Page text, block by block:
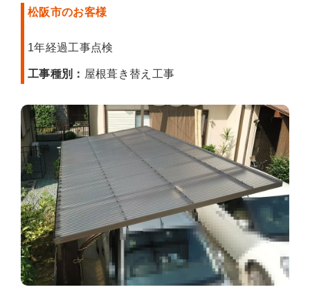
松阪市のお客様
1年経過工事点検
工事種別： 屋根葺き替え工事